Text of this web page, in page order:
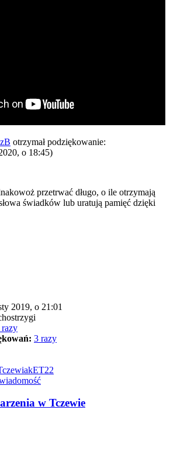
otrzymał podziękowanie:
o 18:45)
przetrwać długo, o ile otrzymają
świadków lub uratują pamięć dzięki
2019, o 21:01
razy
3 razy
w Tczewie